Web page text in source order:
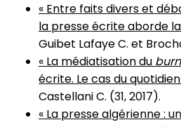
« Entre faits divers et
la presse écrite aborde
Guibet Lafaye C. et
« La médiatisation du
écrite. Le cas du quotidien
Castellani C. (31, 2017).
« La presse algérienne :